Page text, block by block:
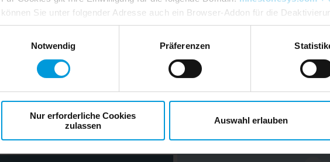
können Sie unter folgender Adresse auch ein Browser-Addon für die
https://tools.google.com/dlpage/gaoptout?hl=en-GB. Sie können jederzeit
Notwendig
Präferenzen
Nur erforderliche Cookies
zulassen
Auswahl erlauben
So funktioniert
Erfahren Sie, wie Sie mit Videotechnologie eine sichere
Studenten, Mitarbeiter und Campusbesucher schaffen
Informationen auf die gelben